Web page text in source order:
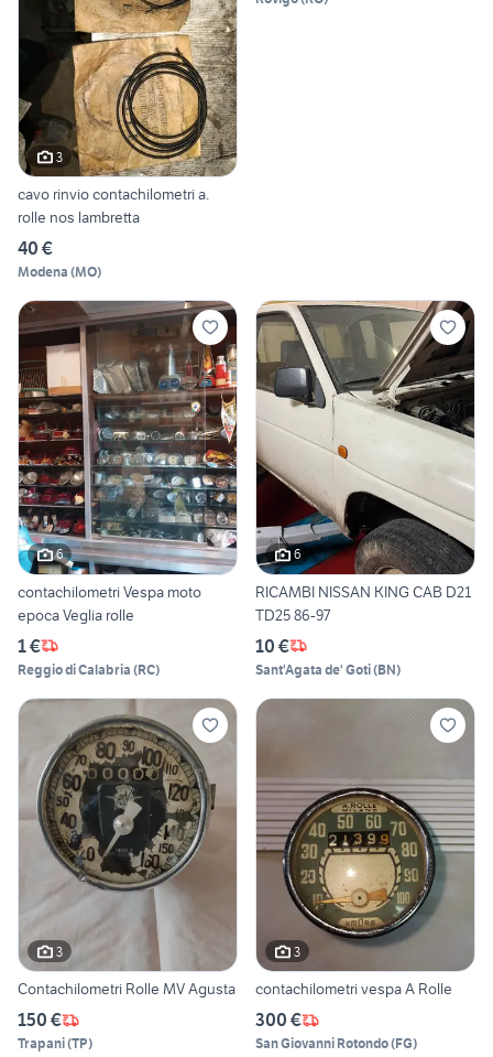
3
cavo rinvio contachilometri a.
rolle nos lambretta
40 €
Modena (MO)
6
contachilometri Vespa moto
epoca Veglia rolle
1 €
Reggio di Calabria (RC)
6
RICAMBI NISSAN KING CAB D21
TD25 86-97
10 €
Sant'Agata de' Goti(BN)
3
Contachilometri Rolle MV Agusta
150 €
Trapani(TP)
3
contachilometri vespa A Rolle
300 €
San Giovanni Rotondo(FG)